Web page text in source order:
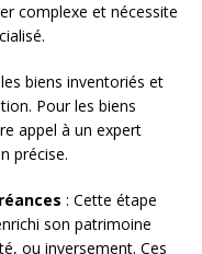
complexe et nécessite
biens inventoriés et
Pour les biens
appel à un expert
précise.
: Cette étape
son patrimoine
ou inversement. Ces